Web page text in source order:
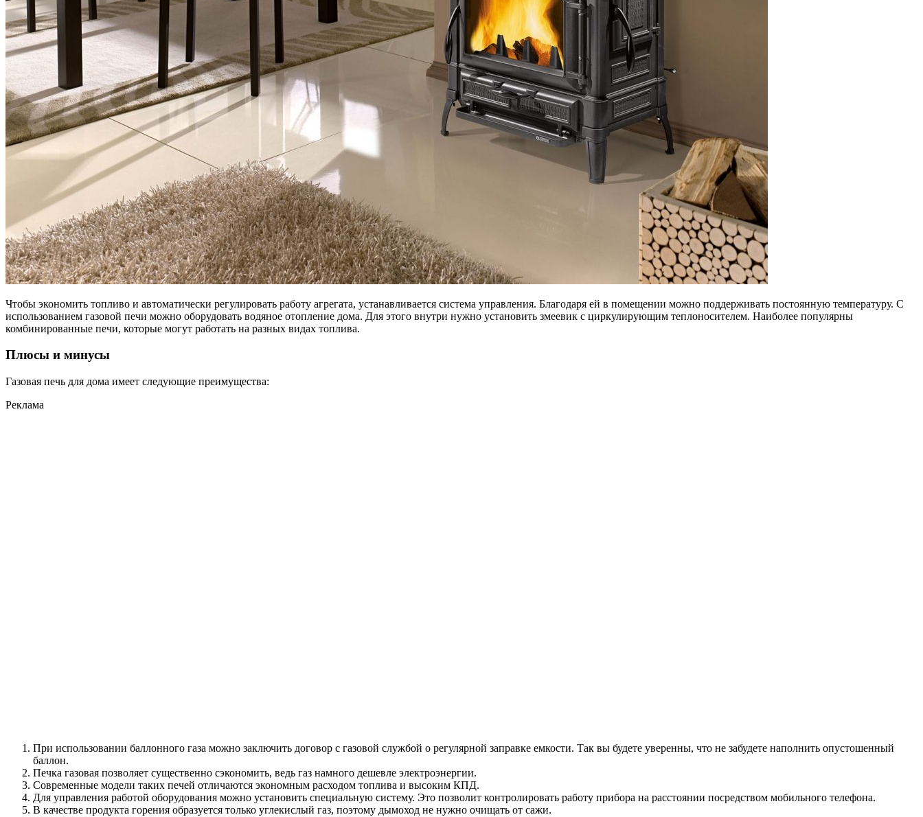
Чтобы экономить топливо и автоматически регулировать работу агрегата, устанавливается система управления. Благодаря ей в помещении можно поддерживать постоянную температуру. С
использованием газовой печи можно оборудовать водяное отопление дома. Для этого внутри нужно установить змеевик с циркулирующим теплоносителем. Наиболее популярны
комбинированные печи, которые могут работать на разных видах топлива.
Плюсы и минусы
Газовая печь для дома имеет следующие преимущества:
Реклама
При использовании баллонного газа можно заключить договор с газовой службой о регулярной заправке емкости. Так вы будете уверенны, что не забудете наполнить опустошенный
баллон.
Печка газовая позволяет существенно сэкономить, ведь газ намного дешевле электроэнергии.
Современные модели таких печей отличаются экономным расходом топлива и высоким КПД.
Для управления работой оборудования можно установить специальную систему. Это позволит контролировать работу прибора на расстоянии посредством мобильного телефона.
В качестве продукта горения образуется только углекислый газ, поэтому дымоход не нужно очищать от сажи.